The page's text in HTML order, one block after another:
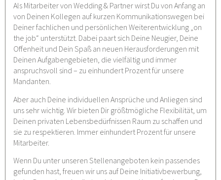
Als Mitarbeiter von Wedding & Partner wirst Du von Anfang an
von Deinen Kollegen auf kurzen Kommunikationswegen bei
Deiner fachlichen und persönlichen Weiterentwicklung „on
the job“ unterstützt. Dabei paart sich Deine Neugier, Deine
Offenheit und Dein Spaß an neuen Herausforderungen mit
Deinen Aufgabengebieten, die vielfältig und immer
anspruchsvoll sind – zu einhundert Prozent für unsere
Mandanten.
Aber auch Deine individuellen Ansprüche und Anliegen sind
uns sehr wichtig. Wir bieten Dir größtmögliche Flexibilität, um
Deinen privaten Lebensbedürfnissen Raum zu schaffen und
sie zu respektieren. Immer einhundert Prozent für unsere
Mitarbeiter.
Wenn Du unter unseren Stellenangeboten kein passendes
gefunden hast, freuen wir uns auf Deine Initiativbewerbung,